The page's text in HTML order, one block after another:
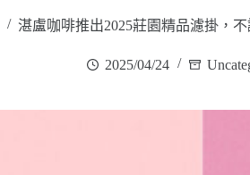
/ 湛盧咖啡推出2025莊園精品濾掛，
2025/04/24